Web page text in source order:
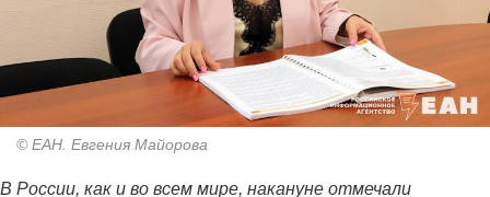
© ЕАН. Евгения Майорова
В России, как и во всем мире, накануне отмечали